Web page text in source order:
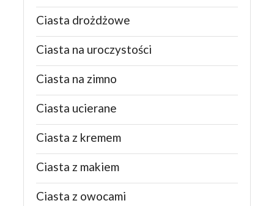
Ciasta drożdżowe
Ciasta na uroczystości
Ciasta na zimno
Ciasta ucierane
Ciasta z kremem
Ciasta z makiem
Ciasta z owocami